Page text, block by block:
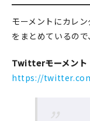
モーメントにカレ
をまとめているの
Twitterモーメント
https://